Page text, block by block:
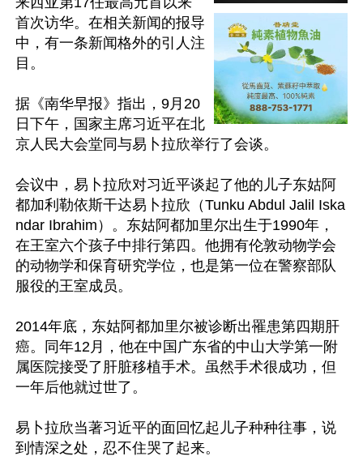
首次访华。在相关新闻的报导
中，有一条新闻格外的引人注
目。
据《南华早报》指出，9月20
日下午，国家主席习近平在北
京人民大会堂同与易卜拉欣举行了会谈。
会议中，易卜拉欣对习近平谈起了他的儿子东姑阿
都加利勒依斯干达易卜拉欣（Tunku Abdul Jalil Iska
ndar Ibrahim）。东姑阿都加里尔出生于1990年，
在王室六个孩子中排行第四。他拥有伦敦动物学会
的动物学和保育研究学位，也是第一位在警察部队
服役的王室成员。
2014年底，东姑阿都加里尔被诊断出罹患第四期肝
癌。同年12月，他在中国广东省的中山大学第一附
属医院接受了肝脏移植手术。虽然手术很成功，但
一年后他就过世了。
易卜拉欣当著习近平的面回忆起儿子种种往事，说
到情深之处，忍不住哭了起来。